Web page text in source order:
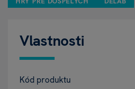
Vlastnosti
Kód produktu